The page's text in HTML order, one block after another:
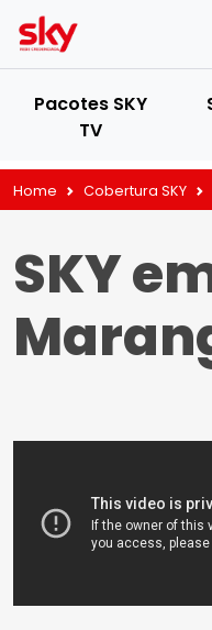
Pacotes SKY
TV
Home Cobertura SKY
SKY